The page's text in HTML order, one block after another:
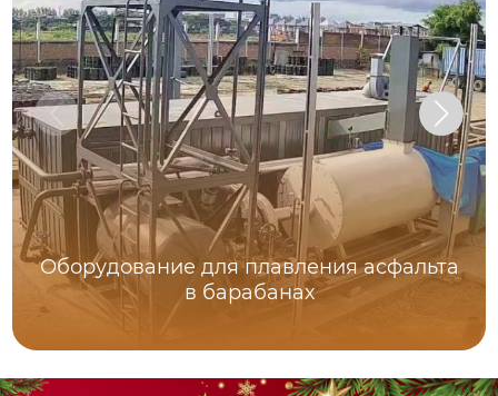
Оборудование для плавления асфальта
в барабанах